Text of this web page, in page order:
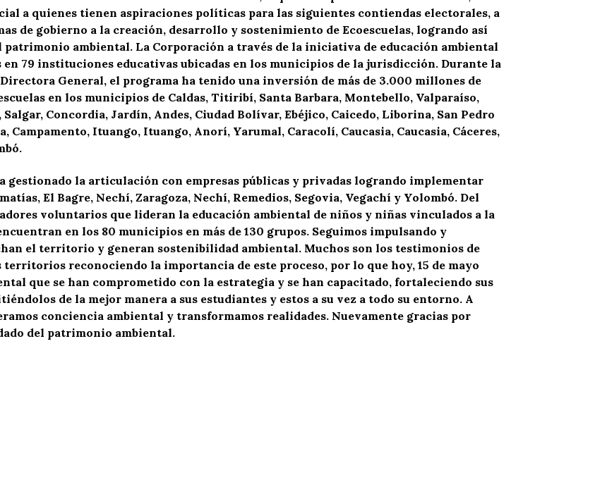
a quienes tienen aspiraciones políticas para las siguientes contiendas electorales, a
de gobierno a la creación, desarrollo y sostenimiento de Ecoescuelas, logrando así
patrimonio ambiental. La Corporación a través de la iniciativa de educación ambiental
en 79 instituciones educativas ubicadas en los municipios de la jurisdicción. Durante la
General, el programa ha tenido una inversión de más de 3.000 millones de
en los municipios de Caldas, Titiribí, Santa Barbara, Montebello, Valparaíso,
Concordia, Jardín, Andes, Ciudad Bolívar, Ebéjico, Caicedo, Liborina, San Pedro
Campamento, Ituango, Ituango, Anorí, Yarumal, Caracolí, Caucasia, Caucasia, Cáceres,
gestionado la articulación con empresas públicas y privadas logrando implementar
El Bagre, Nechí, Zaragoza, Nechí, Remedios, Segovia, Vegachí y Yolombó. Del
voluntarios que lideran la educación ambiental de niños y niñas vinculados a la
en los 80 municipios en más de 130 grupos. Seguimos impulsando y
el territorio y generan sostenibilidad ambiental. Muchos son los testimonios de
reconociendo la importancia de este proceso, por lo que hoy, 15 de mayo
que se han comprometido con la estrategia y se han capacitado, fortaleciendo sus
de la mejor manera a sus estudiantes y estos a su vez a todo su entorno. A
conciencia ambiental y transformamos realidades. Nuevamente gracias por
del patrimonio ambiental.